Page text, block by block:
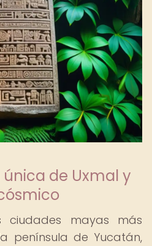
de Uxmal y
ciudades mayas más
península de Yucatán,